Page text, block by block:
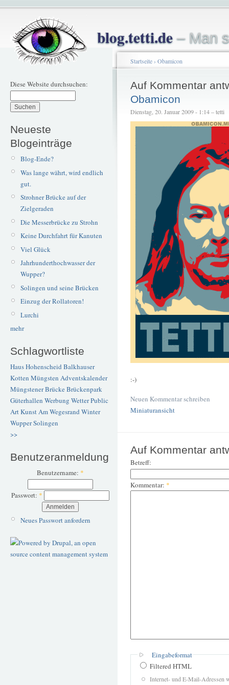
blog.tetti.de– Man
Diese Website durchsuchen:
Neueste
Blogeinträge
Blog-Ende?
Was lange währt, wird endlich
gut.
Strohner Brücke auf der
Zielgeraden
Die Messerbrücke zu Strohn
Keine Durchfahrt für Kanuten
Viel Glück
Jahrhunderthochwasser der
Wupper?
Solingen und seine Brücken
Einzug der Rollatoren!
Lurchi
mehr
Schlagwortliste
Haus Hohenscheid Balkhauser
Kotten Müngsten Adventskalender
Müngstener BrückeBrückenpark
Güterhallen Werbung WetterPublic
ArtKunstAm Wegesrand Winter
WupperSolingen
>>
Benutzeranmeldung
Benutzername: *
Passwort: *
Neues Passwort anfordern
Startseite› Obamicon
Auf Kommentar
Obamicon
Dienstag, 20. Januar 2009 - 1:14 – tetti
:-)
Neuen Kommentar schreiben
Miniaturansicht
Auf Kommentar
Betreff:
Kommentar: *
Eingabeformat
Filtered HTML
Internet- und E-Mail-Adressen